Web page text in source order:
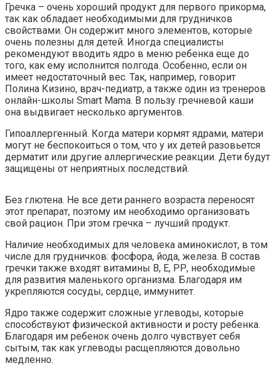
Гречка – очень хороший продукт для первого прикорма,
так как обладает необходимыми для грудничков
свойствами. Он содержит много элементов, которые
очень полезны для детей. Иногда специалисты
рекомендуют вводить ядро ​​в меню ребенка еще до
того, как ему исполнится полгода. Особенно, если он
имеет недостаточный вес. Так, например, говорит
Полина Кизино, врач-педиатр, а также один из тренеров
онлайн-школы Smart Mama. В пользу гречневой каши
она выдвигает несколько аргументов.
Гипоаллергенный. Когда матери кормят ядрами, матери
могут не беспокоиться о том, что у их детей разовьется
дерматит или другие аллергические реакции. Дети будут
защищены от неприятных последствий.
Без глютена. Не все дети раннего возраста переносят
этот препарат, поэтому им необходимо организовать
свой рацион. При этом гречка – лучший продукт.
Наличие необходимых для человека аминокислот, в том
числе для грудничков: фосфора, йода, железа. В состав
гречки также входят витамины В, Е, РР, необходимые
для развития маленького организма. Благодаря им
укрепляются сосуды, сердце, иммунитет.
Ядро также содержит сложные углеводы, которые
способствуют физической активности и росту ребенка.
Благодаря им ребенок очень долго чувствует себя
сытым, так как углеводы расщепляются довольно
медленно.